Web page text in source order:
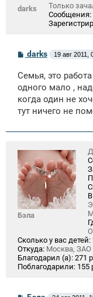
darks
Только
Сообщения:
С
о
б
щ
е
н
и
darks 19 авг 2011,
Семья, это
одного мало ,
когда один не
тут ничего не
Бэла
Сколько у вас детей:
Откуда: Москва, ЗАО
Благодарил (а): 271
Поблагодарили: 155